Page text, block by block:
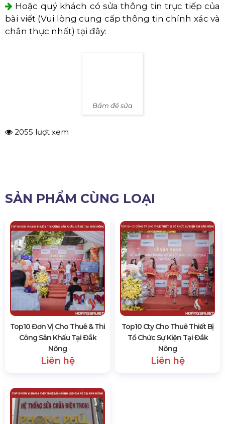
Hoặc quý khách có sửa thông tin trực tiếp của
bài viết (Vui lòng cung cấp thông tin chính xác và
chân thực nhất) tại đây:
2055 lượt xem
SẢN PHẨM CÙNG LOẠI
Top10 Đơn Vị Cho Thuê & Thi
Công Sân Khấu Tại Đắk
Nông
Liên hệ
Top10 Cty Cho Thuê Thiết Bị
Tổ Chức Sự Kiện Tại Đắk
Nông
Liên hệ